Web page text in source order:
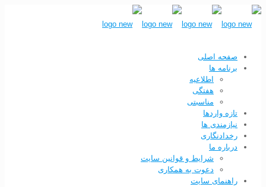
صفحه اصلی
برنامه ها
اطلاعیه
هفتگی
مناسبتی
تازه واردها
نیازمندی ها
رخدادنگاری
درباره ما
شرایط و قوانین سایت
دعوت به همکاری
راهنمای سایت